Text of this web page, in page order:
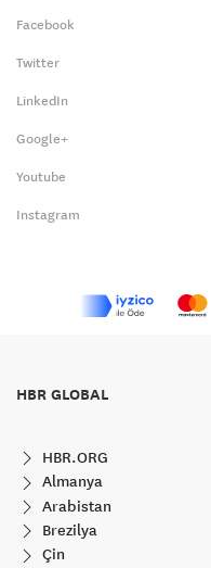
Facebook
Twitter
LinkedIn
Google+
Youtube
Instagram
HBR GLOBAL
HBR.ORG
Almanya
Arabistan
Brezilya
Çin